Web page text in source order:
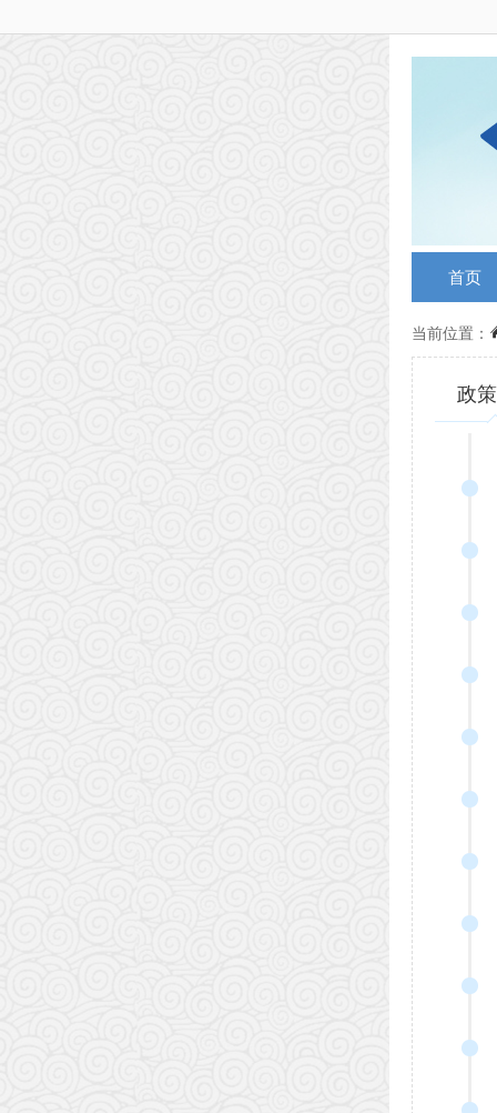
首页
当前位置：
政